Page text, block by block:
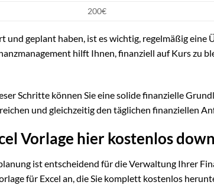
200€
und geplant haben, ist es wichtig, regelmäßig eine
hilft Ihnen, finanziell auf Kurs zu
Schritte können Sie eine solide finanzielle
und gleichzeitig den täglichen finanziellen
Vorlage hier kostenlos
ist entscheidend für die Verwaltung Ihrer
für Excel an, die Sie komplett kostenlos